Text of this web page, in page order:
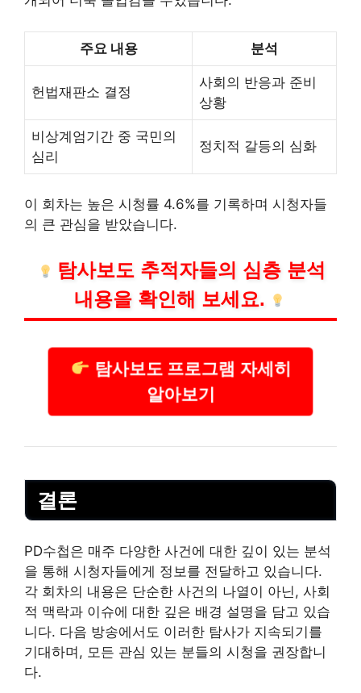
주요 내용 분석
헌법재판소 결정
사회의 반응과 준비
상황
비상계엄기간 중 국민의
심리
정치적 갈등의 심화
이 회차는 높은 시청률 4.6%를 기록하며 시청자들
의 큰 관심을 받았습니다.
탐사보도 추적자들의 심층 분석
내용을 확인해 보세요.
탐사보도 프로그램 자세히
알아보기
결론
PD수첩은 매주 다양한 사건에 대한 깊이 있는 분석
을 통해 시청자들에게 정보를 전달하고 있습니다.
각 회차의 내용은 단순한 사건의 나열이 아닌, 사회
적 맥락과 이슈에 대한 깊은 배경 설명을 담고 있습
니다. 다음 방송에서도 이러한 탐사가 지속되기를
기대하며, 모든 관심 있는 분들의 시청을 권장합니
다.